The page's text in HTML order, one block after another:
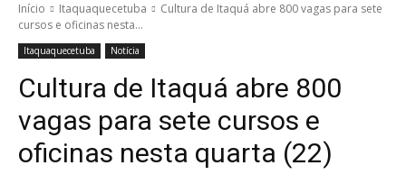
Início Itaquaquecetuba
Cultura de Itaquá abre 800 vagas para sete
cursos e oficinas nesta...
Itaquaquecetuba Notícia
Cultura de Itaquá abre 800
vagas para sete cursos e
oficinas nesta quarta (22)